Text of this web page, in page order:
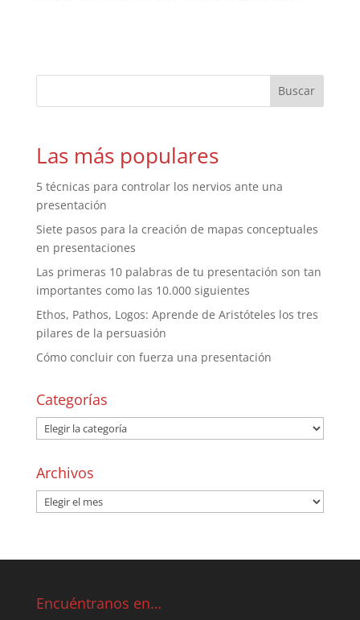
Las más populares
5 técnicas para controlar los nervios ante una
presentación
Siete pasos para la creación de mapas conceptuales
en presentaciones
Las primeras 10 palabras de tu presentación son tan
importantes como las 10.000 siguientes
Ethos, Pathos, Logos: Aprende de Aristóteles los tres
pilares de la persuasión
Cómo concluir con fuerza una presentación
Categorías
Archivos
Encuéntranos en…